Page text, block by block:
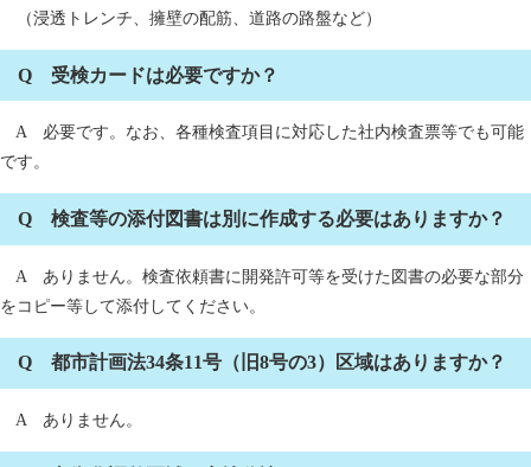
（浸透トレンチ、擁壁の配筋、道路の路盤など）
Q 受検カードは必要ですか？
A 必要です。なお、各種検査項目に対応した社内検査票等でも可能
です。
Q 検査等の添付図書は別に作成する必要はありますか？
A ありません。検査依頼書に開発許可等を受けた図書の必要な部分
をコピー等して添付してください。
Q 都市計画法34条11号（旧8号の3）区域はありますか？
A ありません。